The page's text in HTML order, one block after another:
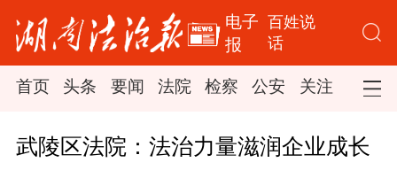
电子
报
百姓说
话
首页 头条 要闻 法院 检察 公安 关注 司法
武陵区法院：法治力量滋润企业成长